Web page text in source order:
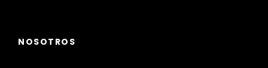
NOSOTROS